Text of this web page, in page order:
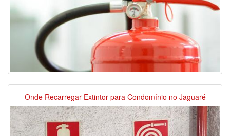
Onde Recarregar Extintor para Condomínio no Jaguaré